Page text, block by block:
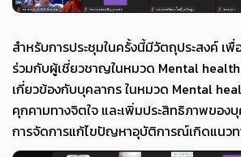
สำหรับการประชุมในครั้งนี้มีวัตถุประสงค์ เ
ร่วมกับผู้เชี่ยวชาญในหมวด Mental
เกี่ยวข้องกับบุคลากร ในหมวด Mental
คุกคามทางจิตใจ และเพิ่มประสิทธิภาพของบุ
การจัดการแก้ไขปัญหาอุบัติการณ์เกิดแนว